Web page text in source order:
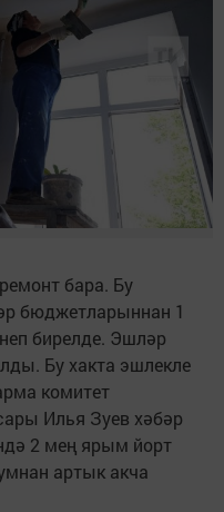
бара. Бу
бюджетларыннан 1
бирелде. Эшләр
Бу хакта эшлекле
комитет
Илья Зуев хәбәр
2 мең ярым йорт
артык акча